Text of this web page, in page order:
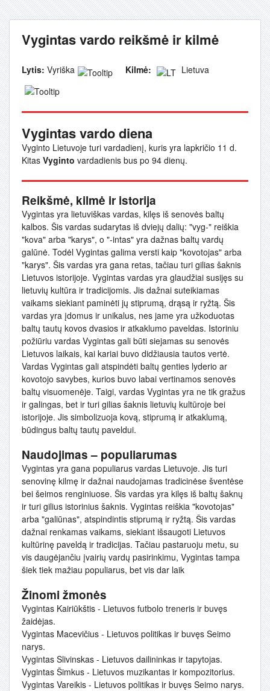
Vygintas vardo reikšmė ir kilmė
Lytis: Vyriška Kilmė: Lietuva
Vygintas vardo diena
Vyginto Lietuvoje turi vardadienį, kuris yra lapkričio 11 d.
Kitas Vyginto vardadienis bus po 94 dienų.
Reikšmė, kilmė ir istorija
Vygintas yra lietuviškas vardas, kilęs iš senovės baltų
kalbos. Šis vardas sudarytas iš dviejų dalių: "vyg-" reiškia
"kova" arba "karys", o "-intas" yra dažnas baltų vardų
galūnė. Todėl Vygintas galima versti kaip "kovotojas" arba
"karys". Šis vardas yra gana retas, tačiau turi gilias šaknis
Lietuvos istorijoje. Vygintas vardas yra glaudžiai susijęs su
lietuvių kultūra ir tradicijomis. Jis dažnai suteikiamas
vaikams siekiant paminėti jų stiprumą, drąsą ir ryžtą. Šis
vardas yra įdomus ir unikalus, nes jame yra užkoduotas
baltų tautų kovos dvasios ir atkaklumo paveldas. Istoriniu
požiūriu vardas Vygintas gali būti siejamas su senovės
Lietuvos laikais, kai kariai buvo didžiausia tautos vertė.
Vardas Vygintas gali atspindėti baltų genties lyderio ar
kovotojo savybes, kurios buvo labai vertinamos senovės
baltų visuomenėje. Taigi, vardas Vygintas yra ne tik gražus
ir galingas, bet ir turi gilias šaknis lietuvių kultūroje bei
istorijoje. Jis simbolizuoja kovą, stiprumą ir atkaklumą,
būdingus baltų tautų paveldui.
Naudojimas – populiarumas
Vygintas yra gana populiarus vardas Lietuvoje. Jis turi
senovinę kilmę ir dažnai naudojamas tradicinėse šventėse
bei šeimos renginiuose. Šis vardas yra kilęs iš baltų šaknų
ir turi gilius istorinius šaknis. Vygintas reiškia "kovotojas"
arba "galiūnas", atspindintis stiprumą ir ryžtą. Šis vardas
dažnai renkamas vaikams, siekiant išsaugoti Lietuvos
kultūrinę paveldą ir tradicijas. Tačiau pastaruoju metu, su
vis daugėjančiu įvairių vardų pasirinkimu, Vygintas tampa
šiek tiek mažiau populiarus, bet vis dar laik
Žinomi žmonės
Vygintas Kairiūkštis - Lietuvos futbolo treneris ir buvęs
žaidėjas.
Vygintas Macevičius - Lietuvos politikas ir buvęs Seimo
narys.
Vygintas Slivinskas - Lietuvos dailininkas ir tapytojas.
Vygintas Šimkus - Lietuvos muzikantas ir kompozitorius.
Vygintas Vareikis - Lietuvos politikas ir buvęs Seimo narys.